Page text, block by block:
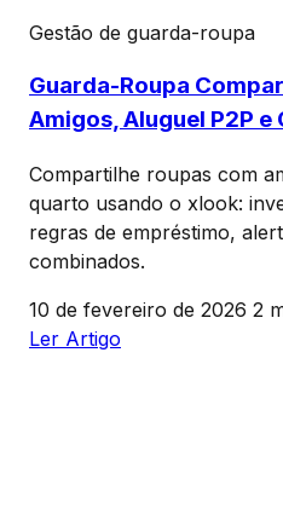
Gestão de guarda-roupa
Guarda-Roupa
Amigos, Aluguel P2P
Compartilhe roupas com
quarto usando o xlook:
regras de empréstimo,
combinados.
10 de fevereiro de 2026 2
Ler Artigo